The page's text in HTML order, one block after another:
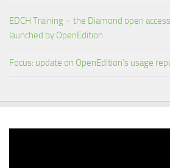
EDCH Training – the Diamond open
launched by OpenEdition
Focus: update on OpenEdition’s usage